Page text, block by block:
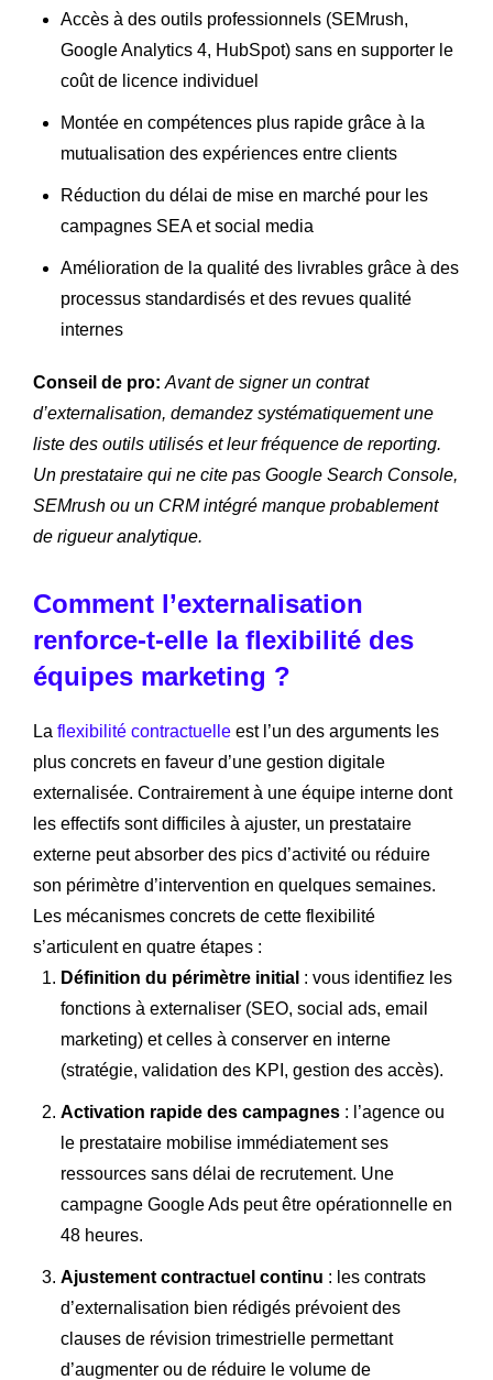
Accès à des outils professionnels (SEMrush,
Google Analytics 4, HubSpot) sans en supporter le
coût de licence individuel
Montée en compétences plus rapide grâce à la
mutualisation des expériences entre clients
Réduction du délai de mise en marché pour les
campagnes SEA et social media
Amélioration de la qualité des livrables grâce à des
processus standardisés et des revues qualité
internes
Conseil de pro: Avant de signer un contrat
d’externalisation, demandez systématiquement une
liste des outils utilisés et leur fréquence de reporting.
Un prestataire qui ne cite pas Google Search Console,
SEMrush ou un CRM intégré manque probablement
de rigueur analytique.
Comment l’externalisation
renforce-t-elle la flexibilité des
équipes marketing ?
La flexibilité contractuelle est l’un des arguments les
plus concrets en faveur d’une gestion digitale
externalisée. Contrairement à une équipe interne dont
les effectifs sont difficiles à ajuster, un prestataire
externe peut absorber des pics d’activité ou réduire
son périmètre d’intervention en quelques semaines.
Les mécanismes concrets de cette flexibilité
s’articulent en quatre étapes :
Définition du périmètre initial : vous identifiez les
fonctions à externaliser (SEO, social ads, email
marketing) et celles à conserver en interne
(stratégie, validation des KPI, gestion des accès).
Activation rapide des campagnes : l’agence ou
le prestataire mobilise immédiatement ses
ressources sans délai de recrutement. Une
campagne Google Ads peut être opérationnelle en
48 heures.
Ajustement contractuel continu : les contrats
d’externalisation bien rédigés prévoient des
clauses de révision trimestrielle permettant
d’augmenter ou de réduire le volume de